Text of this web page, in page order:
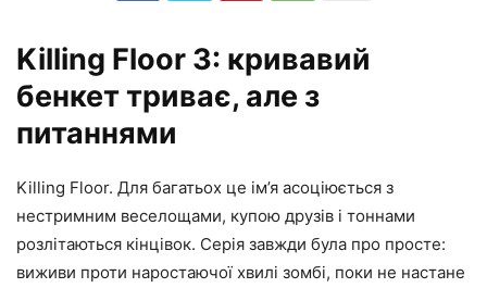
Killing Floor 3: кривавий
бенкет триває, але з
питаннями
Killing Floor. Для багатьох це ім’я асоціюється з
нестримним веселощами, купою друзів і тоннами
розлітаються кінцівок. Серія завжди була про просте:
виживи проти наростаючої хвилі зомбі, поки не настане